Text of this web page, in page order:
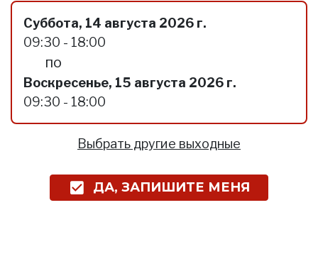
Суббота, 14 августа 2026 г.
09:30 - 18:00
по
Воскресенье, 15 августа 2026 г.
09:30 - 18:00
Выбрать другие выходные
ДА, ЗАПИШИТЕ МЕНЯ